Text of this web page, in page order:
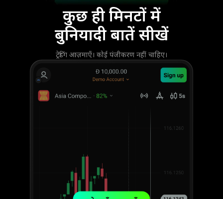
कुछ ही मिनटों में
बुनियादी बातें सीखें
ट्रेडिंग आज़माएँ। कोई पंजीकरण नहीं चाहिए।